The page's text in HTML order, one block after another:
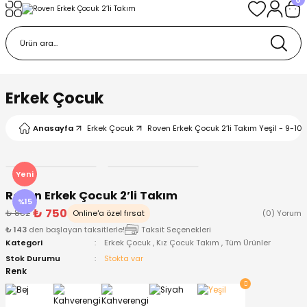
Erkek Çocuk
Anasayfa Erkek Çocuk Roven Erkek Çocuk 2’li Takım Yeşil - 9-10
Yeni
%15
Roven Erkek Çocuk 2’li Takım
₺ 882 ₺ 750 Online'a özel fırsat
(0) Yorum
₺ 143 den başlayan taksitlerle!
Taksit Seçenekleri
Kategori
Erkek Çocuk , Kız Çocuk Takım ,Tüm Ürünler
Stok Durumu
Stokta var
Renk
Giyim
Bere ve Eldiven
Body
Bere ve Eldiven
Body
ve Patik
Çıkışı ve Zıbın Seti
Ürünleri